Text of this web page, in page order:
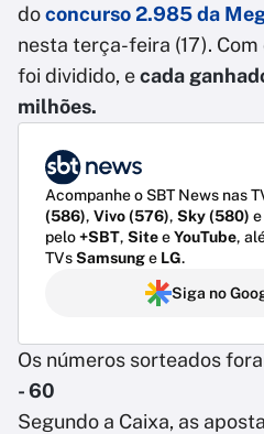
doconcurso 2.985 da
nesta terça-feira (17).
foi dividido, ecada
milhões.
Acompanhe o SBT News nas
(586), Vivo (576), Sky (580) e
pelo+SBT, SiteeYouTube,
TVsSamsunge LG.
Siga no
Os números sorteados
- 60
Segundo a Caixa, as